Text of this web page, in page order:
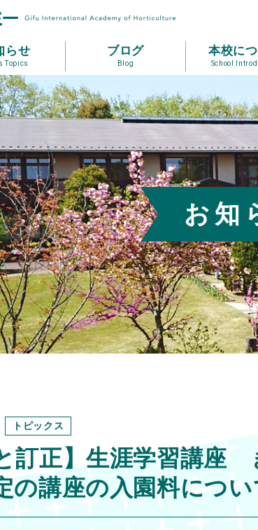
らせ
Topics
ブログ
Blog
本校に
School
お知
トピックス
訂正】生涯学習講座
の講座の入園料につ